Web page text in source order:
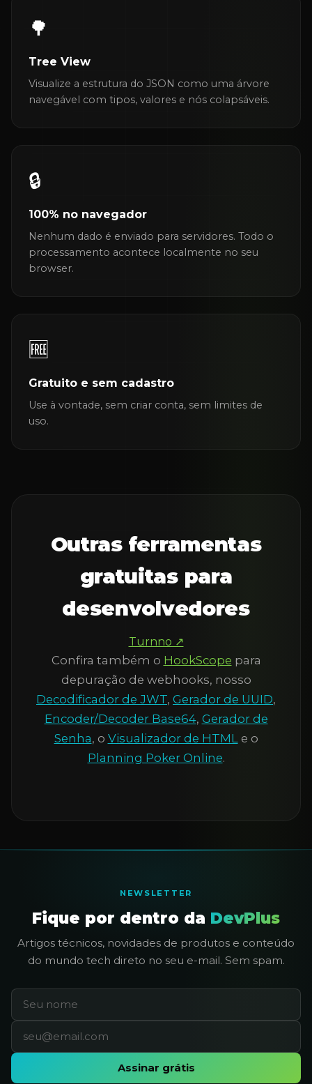
🌳
Tree View
Visualize a estrutura do JSON como uma árvore
navegável com tipos, valores e nós colapsáveis.
🔒
100% no navegador
Nenhum dado é enviado para servidores. Todo o
processamento acontece localmente no seu
browser.
🆓
Gratuito e sem cadastro
Use à vontade, sem criar conta, sem limites de
uso.
Outras ferramentas
gratuitas para
desenvolvedores
Turnno ↗
Confira também o HookScope para
depuração de webhooks, nosso
Decodificador de JWT, Gerador de UUID,
Encoder/Decoder Base64, Gerador de
Senha, o Visualizador de HTMLe o
Planning Poker Online.
NEWSLETTER
Fique por dentro da DevPlus
Artigos técnicos, novidades de produtos e conteúdo
do mundo tech direto no seu e-mail. Sem spam.
Assinar grátis